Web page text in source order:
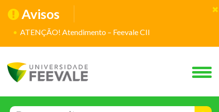
Avisos
ATENÇÃO! Atendimento – Feevale CII